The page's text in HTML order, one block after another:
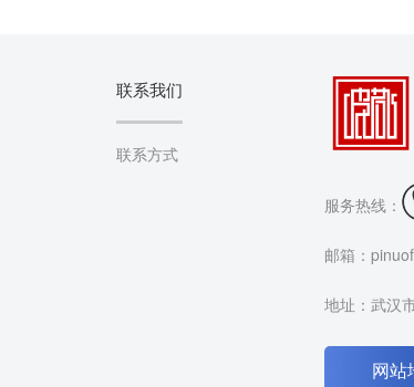
联系我们
联系方式
服务热线：
邮箱：
地址：武汉
网站